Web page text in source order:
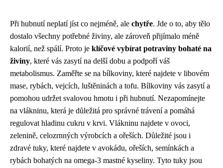
Při hubnutí neplatí jíst co nejméně, ale chytře. Jde o to, aby tělo
dostalo všechny potřebné živiny, ale zároveň přijímalo méně
kalorií, než spálí. Proto je klíčové vybírat potraviny bohaté na
živiny, které vás zasytí na delší dobu a podpoří váš
metabolismus. Zaměřte se na bílkoviny, které najdete v libovém
mase, rybách, vejcích, luštěninách a tofu. Bílkoviny vás zasytí a
pomohou udržet svalovou hmotu i při hubnutí. Nezapomínejte
na vlákninu, která je důležitá pro správné trávení a pomáhá
regulovat hladinu cukru v krvi. Vlákninu najdete v ovoci,
zelenině, celozrnných výrobcích a ořeších. Důležité jsou i
zdravé tuky, které najdete v avokádu, ořeších, semínkách a
rybách bohatých na omega-3 mastné kyseliny. Tyto tuky jsou